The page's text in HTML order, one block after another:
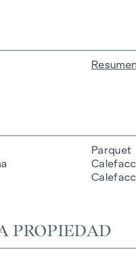
Parquet
PROPIEDAD